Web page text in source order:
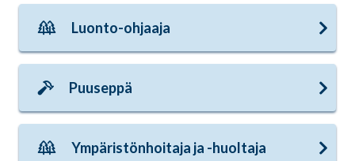
Luonto-ohjaaja
Puuseppä
Ympäristönhoitaja ja -huoltaja